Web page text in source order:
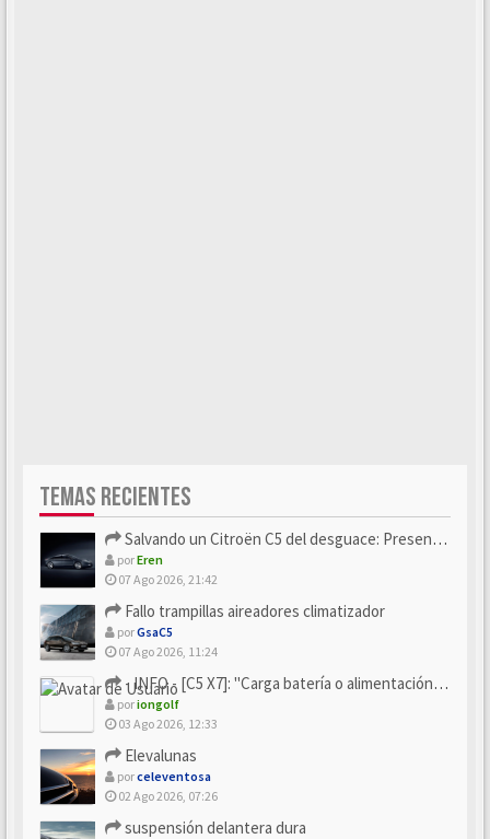
TEMAS RECIENTES
Salvando un Citroën C5 del desguace: Presentación y seguimiento
porEren
07 Ago 2026, 21:42
Fallo trampillas aireadores climatizador
porGsaC5
07 Ago 2026, 11:24
- INFO - [C5 X7]: "Carga batería o alimentación eléctri...
poriongolf
03 Ago 2026, 12:33
Elevalunas
porceleventosa
02 Ago 2026, 07:26
suspensión delantera dura